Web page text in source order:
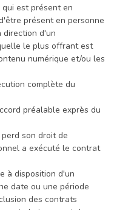
est présent en
présent en personne
direction d'un
le plus offrant est
numérique et/ou les
complète du
préalable exprès du
son droit de
a exécuté le contrat
à disposition d'un
date ou une période
des contrats